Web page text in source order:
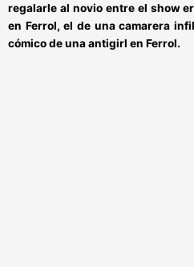
regalarle al novio entre el show
en Ferrol, el de unacamarera
cómico de unaantigirl en Ferrol.